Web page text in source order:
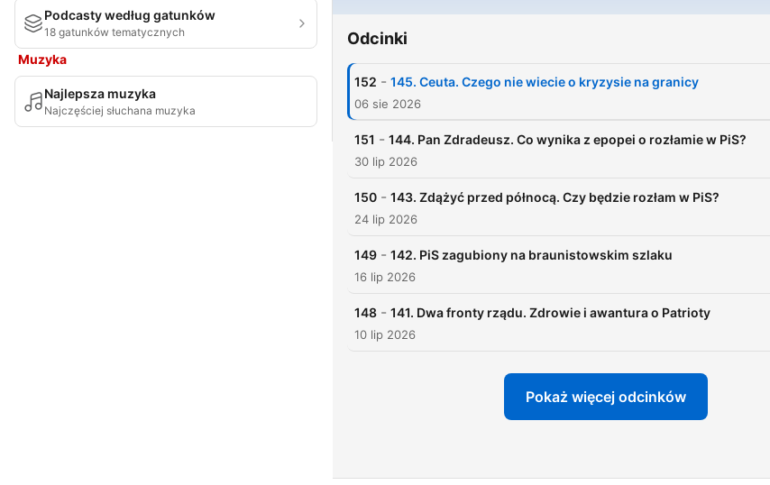
Podcasty według gatunków
18 gatunków tematycznych
Muzyka
Najlepsza muzyka
Najczęściej słuchana muzyka
Odcinki
152 - 145. Ceuta. Czego nie wiecie o kryzysie na granicy
06 sie 2026
151 - 144. Pan Zdradeusz. Co wynika z epopei o rozłamie w PiS?
30 lip 2026
150 - 143. Zdążyć przed północą. Czy będzie rozłam w PiS?
24 lip 2026
149 - 142. PiS zagubiony na braunistowskim szlaku
16 lip 2026
148 - 141. Dwa fronty rządu. Zdrowie i awantura o Patrioty
10 lip 2026
Pokaż więcej odcinków